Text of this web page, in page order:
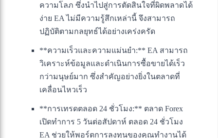
ความโลภ ซึ่งนำไปสู่การตัดสินใจที่ผิดพลาดได้
ง่าย EA ไม่มีความรู้สึกเหล่านี้ จึงสามารถ
ปฏิบัติตามกลยุทธ์ได้อย่างเคร่งครัด
**ความเร็วและความแม่นยำ:** EA สามารถ
วิเคราะห์ข้อมูลและดำเนินการซื้อขายได้เร็ว
กว่ามนุษย์มาก ซึ่งสำคัญอย่างยิ่งในตลาดที่
เคลื่อนไหวเร็ว
**การเทรดตลอด 24 ชั่วโมง:** ตลาด Forex
เปิดทำการ 5 วันต่อสัปดาห์ ตลอด 24 ชั่วโมง
EA ช่วยให้พอร์ตการลงทุนของคุณทำงานได้